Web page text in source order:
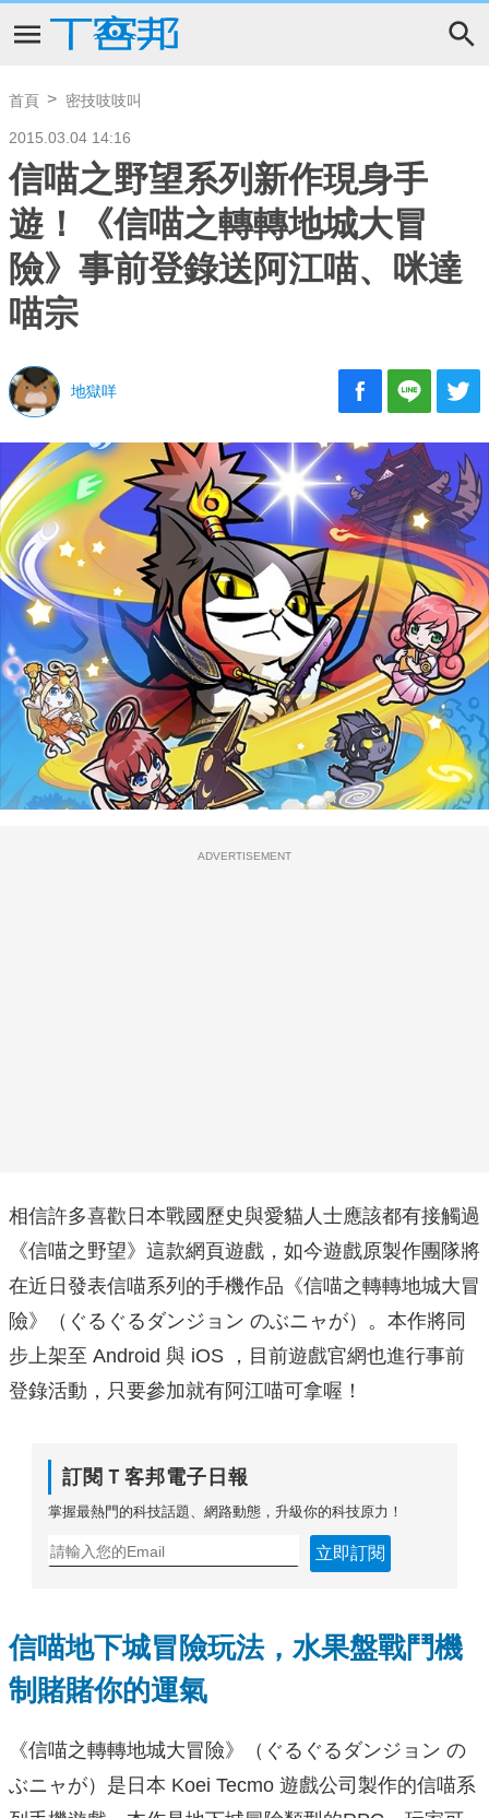
首頁 密技吱吱叫
2015.03.04 14:16
信喵之野望系列新作現身手
遊！《信喵之轉轉地城大冒
險》事前登錄送阿江喵、咪達
喵宗
地獄咩
ADVERTISEMENT
相信許多喜歡日本戰國歷史與愛貓人士應該都有接觸過
《信喵之野望》這款網頁遊戲，如今遊戲原製作團隊將
在近日發表信喵系列的手機作品《信喵之轉轉地城大冒
險》（ぐるぐるダンジョン のぶニャが）。本作將同
步上架至 Android 與 iOS ，目前遊戲官網也進行事前
登錄活動，只要參加就有阿江喵可拿喔！
訂閱Ｔ客邦電子日報
掌握最熱門的科技話題、網路動態，升級你的科技原力！
立即訂閱
信喵地下城冒險玩法，水果盤戰鬥機
制賭賭你的運氣
《信喵之轉轉地城大冒險》（ぐるぐるダンジョン の
ぶニャが）是日本 Koei Tecmo 遊戲公司製作的信喵系